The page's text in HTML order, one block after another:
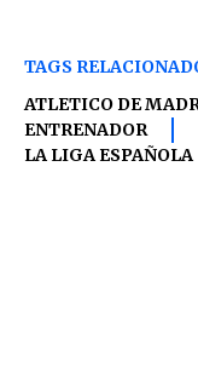
TAGS
ATLETICO DE
ENTRENADOR
LA LIGA ESPAÑOLA